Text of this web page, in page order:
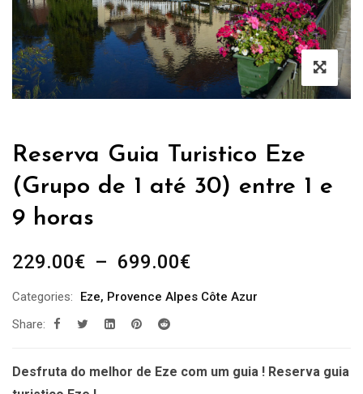
Reserva Guia Turistico Eze
(Grupo de 1 até 30) entre 1 e
9 horas
229.00€ – 699.00€Plage
prix :
699.00€
Categories: Eze, Provence Alpes Côte Azur
Share:
Desfruta do melhor de Eze com um guia ! Reserva guia